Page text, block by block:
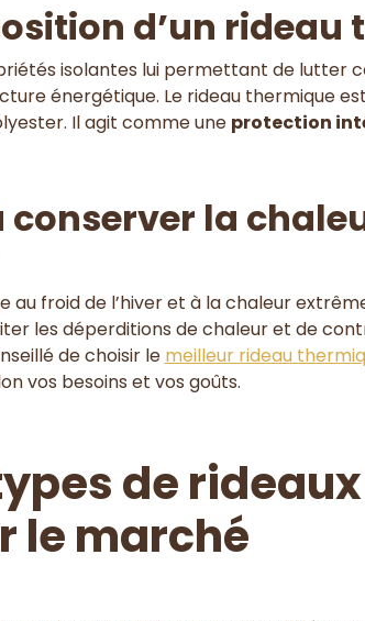
d’un rideau
isolantes lui permettant de lutter
énergétique. Le rideau thermique
Il agit comme une protection
la
froid de l’hiver et à la chaleur
les déperditions de chaleur et de
de choisir le meilleur rideau
vos besoins et vos goûts.
de
le marché